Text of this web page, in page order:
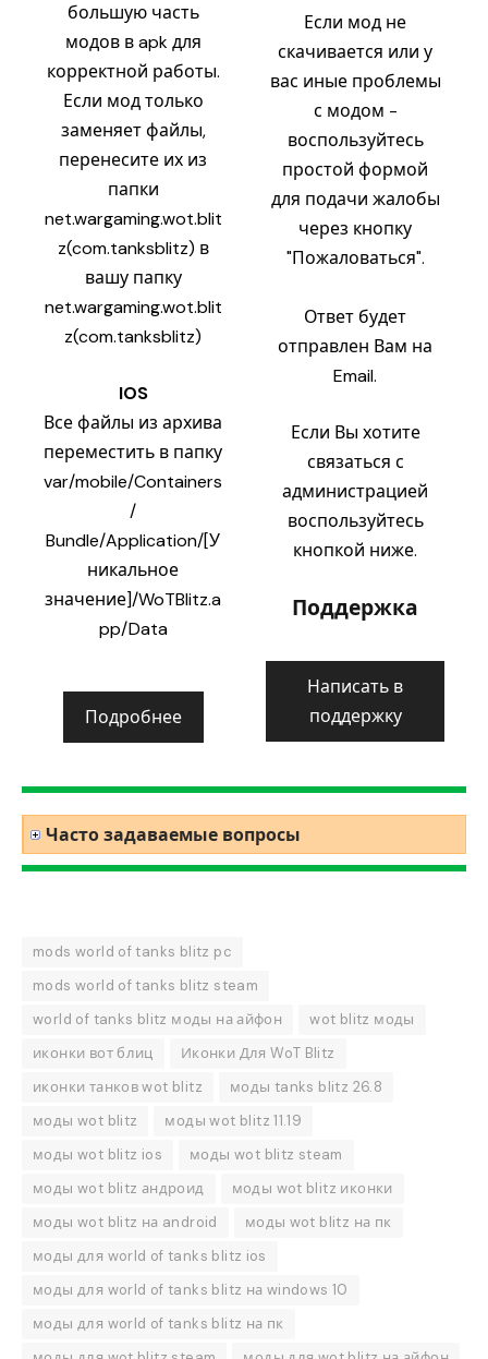
большую часть
модов в apk для
корректной работы.
Если мод только
заменяет файлы,
перенесите их из
папки
net.wargaming.wot.blit
z(com.tanksblitz) в
вашу папку
net.wargaming.wot.blit
z(com.tanksblitz)
IOS
Все файлы из архива
переместить в папку
var/mobile/Containers
/
Bundle/Application/[У
никальное
значение]/WoTBlitz.a
pp/Data
Подробнее
Если мод не
скачивается или у
вас иные проблемы
с модом -
воспользуйтесь
простой формой
для подачи жалобы
через кнопку
"Пожаловаться".
Ответ будет
отправлен Вам на
Email.
Если Вы хотите
связаться с
администрацией
воспользуйтесь
кнопкой ниже.
Поддержка
Написать в
поддержку
Часто задаваемые вопросы
mods world of tanks blitz pc
mods world of tanks blitz steam
world of tanks blitz моды на айфон
wot blitz моды
иконки вот блиц
Иконки Для WoT Blitz
иконки танков wot blitz
моды tanks blitz 26.8
моды wot blitz
моды wot blitz 11.19
моды wot blitz ios
моды wot blitz steam
моды wot blitz андроид
моды wot blitz иконки
моды wot blitz на android
моды wot blitz на пк
моды для world of tanks blitz ios
моды для world of tanks blitz на windows 10
моды для world of tanks blitz на пк